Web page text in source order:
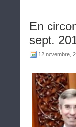
En
sept.
12 novembre,